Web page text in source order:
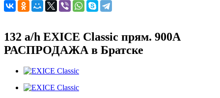
132 a/h EXICE Classic прям. 900А
РАСПРОДАЖА в Братске